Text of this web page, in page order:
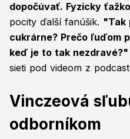
dopočúvať. Fyzicky
pocity ďalší fanúšik. "Tak
cukrárne? Prečo ľuďom
keď je to tak nezdravé?"
sieti pod videom z
Vinczeová
odborníkom